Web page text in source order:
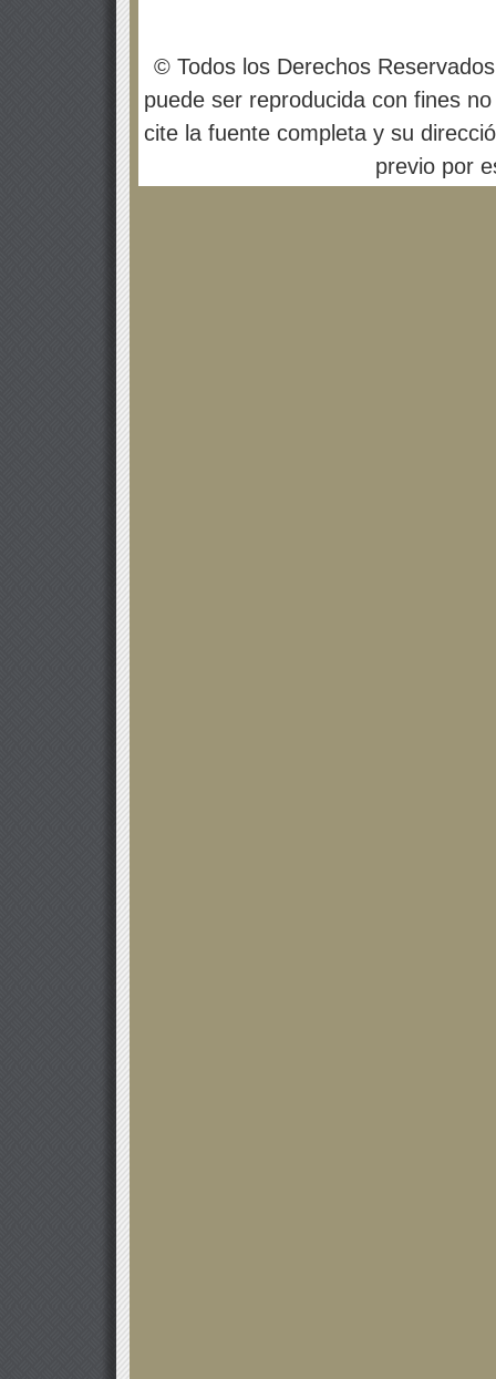
© Todos los Derechos
puede ser reproducida con fines
cite la fuente completa y su
previo por